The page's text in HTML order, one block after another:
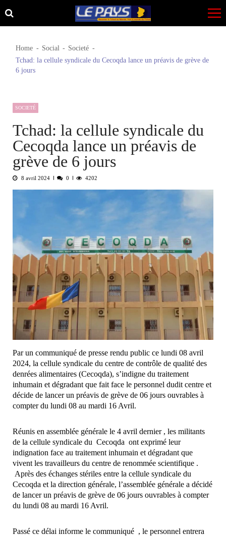
Skip
to
Skip
to
Home Social
Societé
Tchad: la cellule syndicale du Cecoqda lance un préavis de grève de
6 jours
SOCIETÉ
Tchad: la cellule syndicale du
Cecoqda lance un préavis de
grève de 6 jours
8 avril 2024 0 4202
Par un communiqué de presse rendu public ce lundi 08 avril
2024, la cellule syndicale du centre de contrôle de qualité des
denrées alimentaires (Cecoqda), s’indigne du traitement
inhumain et dégradant que fait face le personnel dudit centre et
décide de lancer un préavis de grève de 06 jours ouvrables à
compter du lundi 08 au mardi 16 Avril.
Réunis en assemblée générale le 4 avril dernier , les militants
de la cellule syndicale du Cecoqda ont exprimé leur
indignation face au traitement inhumain et dégradant que
vivent les travailleurs du centre de renommée scientifique .
Après des échanges stériles entre la cellule syndicale du
Cecoqda et la direction générale, l’assemblée générale a décidé
de lancer un préavis de grève de 06 jours ouvrables à compter
du lundi 08 au mardi 16 Avril.
Passé ce délai informe le communiqué , le personnel entrera